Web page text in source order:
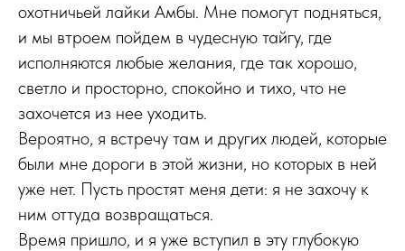
охотничьей лайки Амбы. Мне помогут подняться,
и мы втроем пойдем в чудесную тайгу, где
исполняются любые желания, где так хорошо,
светло и просторно, спокойно и тихо, что не
захочется из нее уходить.
Вероятно, я встречу там и других людей, которые
были мне дороги в этой жизни, но которых в ней
уже нет. Пусть простят меня дети: я не захочу к
ним оттуда возвращаться.
Время пришло, и я уже вступил в эту глубокую